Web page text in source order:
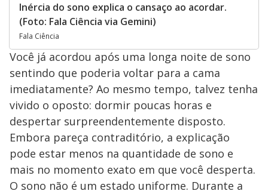
Inércia do sono explica o cansaço ao acordar.
(Foto: Fala Ciência via Gemini)
Fala Ciência
Você já acordou após uma longa noite de sono
sentindo que poderia voltar para a cama
imediatamente? Ao mesmo tempo, talvez tenha
vivido o oposto: dormir poucas horas e
despertar surpreendentemente disposto.
Embora pareça contraditório, a explicação
pode estar menos na quantidade de sono e
mais no momento exato em que você desperta.
O sono não é um estado uniforme. Durante a